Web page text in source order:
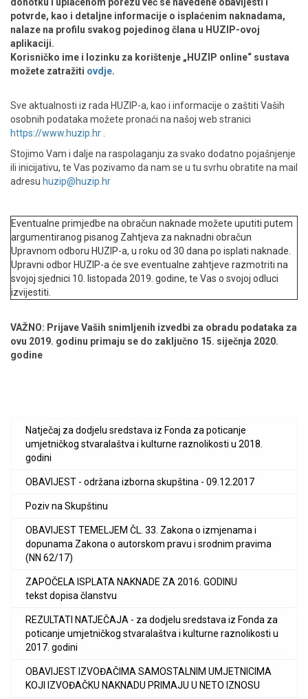
dohotku i uplaćenom porezu već se navedene obavijesti i
potvrde, kao i detaljne informacije o isplaćenim naknadama,
nalaze na profilu svakog pojedinog člana u HUZIP-ovoj
aplikaciji.
Korisničko ime i lozinku za korištenje „HUZIP online“ sustava
možete zatražiti ovdje.
Sve aktualnosti iz rada HUZIP-a, kao i informacije o zaštiti Vaših
osobnih podataka možete pronaći na našoj web stranici
https://www.huzip.hr .
Stojimo Vam i dalje na raspolaganju za svako dodatno pojašnjenje
ili inicijativu, te Vas pozivamo da nam se u tu svrhu obratite na mail
adresu huzip@huzip.hr
Eventualne primjedbe na obračun naknade možete uputiti putem
argumentiranog pisanog Zahtjeva za naknadni obračun
Upravnom odboru HUZIP-a, u roku od 30 dana po isplati naknade.
Upravni odbor HUZIP-a će sve eventualne zahtjeve razmotriti na
svojoj sjednici 10. listopada 2019. godine, te Vas o svojoj odluci
izvijestiti.
VAŽNO: Prijave Vaših snimljenih izvedbi za obradu podataka za
ovu 2019. godinu primaju se do zaključno 15. siječnja 2020.
godine
Natječaj za dodjelu sredstava iz Fonda za poticanje
umjetničkog stvaralaštva i kulturne raznolikosti u 2018.
godini
OBAVIJEST - održana izborna skupština - 09.12.2017
Poziv na Skupštinu
OBAVIJEST TEMELJEM ČL. 33. Zakona o izmjenama i
dopunama Zakona o autorskom pravu i srodnim pravima
(NN 62/17)
ZAPOČELA ISPLATA NAKNADE ZA 2016. GODINU
tekst dopisa članstvu
REZULTATI NATJEČAJA - za dodjelu sredstava iz Fonda za
poticanje umjetničkog stvaralaštva i kulturne raznolikosti u
2017. godini
OBAVIJEST IZVOĐAČIMA SAMOSTALNIM UMJETNICIMA
KOJI IZVOĐAČKU NAKNADU PRIMAJU U NETO IZNOSU